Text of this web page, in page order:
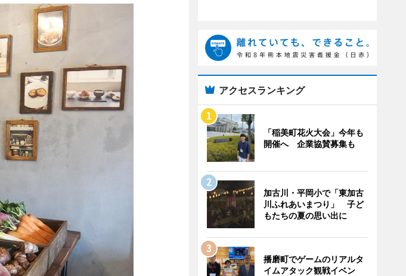
アクセスランキング
「稲美町花火大会」今年も
開催へ 企業協賛募集も
加古川・平岡小で「東加古
川ふれあいまつり」 子ど
もたちの夏の思い出に
播磨町でゲームのリアルタ
イムアタック観戦イベン